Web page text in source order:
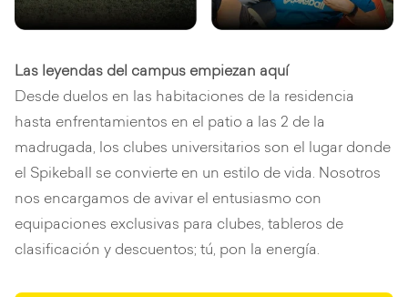
Las leyendas del campus empiezan aquí
Desde duelos en las habitaciones de la residencia
hasta enfrentamientos en el patio a las 2 de la
madrugada, los clubes universitarios son el lugar donde
el Spikeball se convierte en un estilo de vida. Nosotros
nos encargamos de avivar el entusiasmo con
equipaciones exclusivas para clubes, tableros de
clasificación y descuentos; tú, pon la energía.